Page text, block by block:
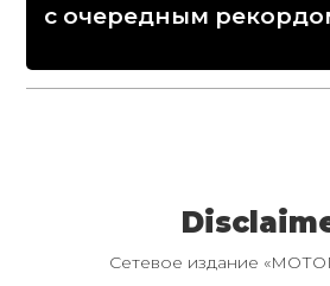
с очередным
Сетевое издание